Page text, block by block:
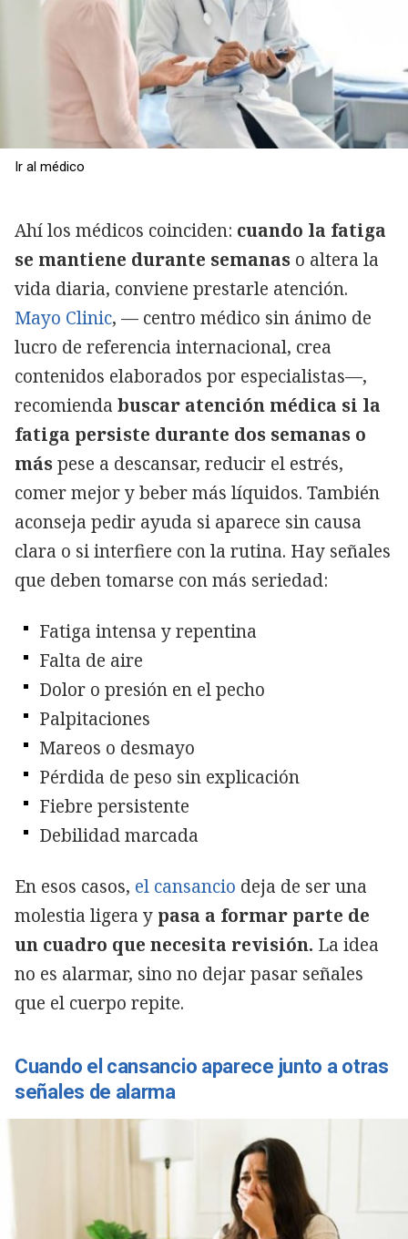
Ir al médico
Ahí los médicos coinciden: cuando la fatiga
se mantiene durante semanas o altera la
vida diaria, conviene prestarle atención.
Mayo Clinic, — centro médico sin ánimo de
lucro de referencia internacional, crea
contenidos elaborados por especialistas—,
recomienda buscar atención médica si la
fatiga persiste durante dos semanas o
máspese a descansar, reducir el estrés,
comer mejor y beber más líquidos. También
aconseja pedir ayuda si aparece sin causa
clara o si interfiere con la rutina. Hay señales
que deben tomarse con más seriedad:
Fatiga intensa y repentina
Falta de aire
Dolor o presión en el pecho
Palpitaciones
Mareos o desmayo
Pérdida de peso sin explicación
Fiebre persistente
Debilidad marcada
En esos casos, el cansancio deja de ser una
molestia ligera y pasa a formar parte de
un cuadro que necesita revisión. La idea
no es alarmar, sino no dejar pasar señales
que el cuerpo repite.
Cuando el cansancio aparece junto a otras
señales de alarma